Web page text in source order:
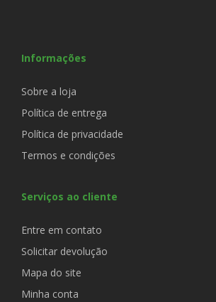
Informações
Sobre a loja
Política de entrega
Política de privacidade
Termos e condições
Serviços ao cliente
Entre em contato
Solicitar devolução
Mapa do site
Minha conta